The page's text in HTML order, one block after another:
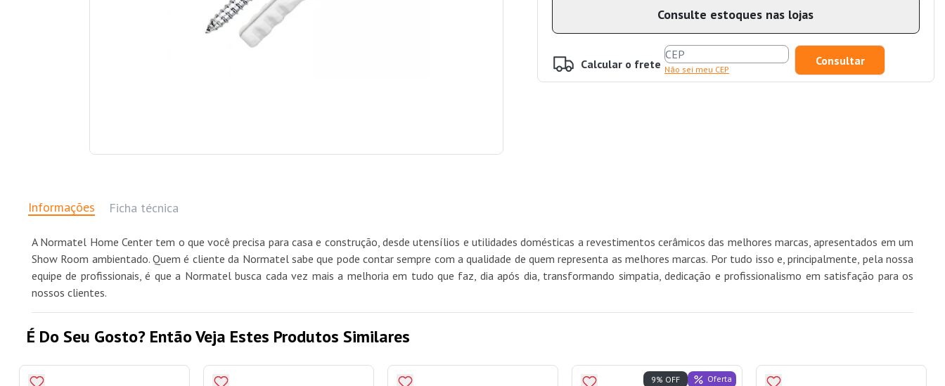
Consulte estoques nas lojas
Calcular o frete Não sei meu CEP
Informações Ficha técnica
A Normatel Home Center tem o que você precisa para casa e construção, desde utensílios e utilidades domésticas a revestimentos cerâmicos das melhores marcas, apresentados em um
Show Room ambientado. Quem é cliente da Normatel sabe que pode contar sempre com a qualidade de quem representa as melhores marcas. Por tudo isso e, principalmente, pela nossa
equipe de profissionais, é que a Normatel busca cada vez mais a melhoria em tudo que faz, dia após dia, transformando simpatia, dedicação e profissionalismo em satisfação para os
nossos clientes.
É Do Seu Gosto? Então Veja Estes Produtos Similares
9% OFF Oferta